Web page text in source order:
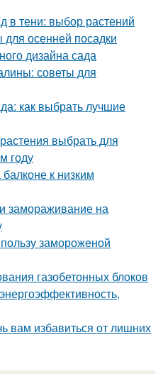
в тени: выбор растений
осенней посадки
дизайна сада
советы для
как выбрать лучшие
выбрать для
году
к низким
замораживание на
замороженой
газобетонных блоков
вам избавиться от лишних